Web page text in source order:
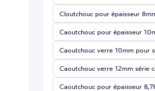
Cloutchouc pour épaisseur
Caoutchouc pour épaisseur
Caoutchouc verre 10mm pour
Caoutchouc verre 12mm série
Caoutchouc pour épaisseur